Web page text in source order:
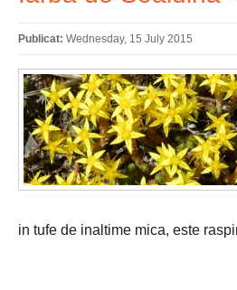
Publicat: Wednesday, 15 July 2015
in tufe de inaltime mica, este